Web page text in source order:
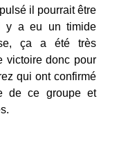
il pourrait être
y a eu un timide
ça a été très
victoire donc pour
qui ont confirmé
de ce groupe et